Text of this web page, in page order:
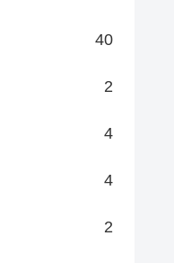
40
2
4
4
2